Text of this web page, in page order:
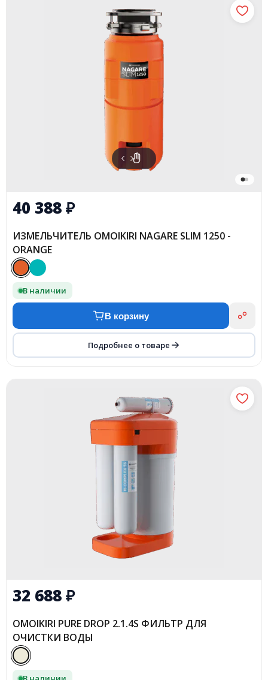
40 388₽
ИЗМЕЛЬЧИТЕЛЬ OMOIKIRI NAGARE SLIM 1250 -
ORANGE
В наличии
В корзину
Подробнее о товаре
32 688₽
OMOIKIRI PURE DROP 2.1.4S ФИЛЬТР ДЛЯ
ОЧИСТКИ ВОДЫ